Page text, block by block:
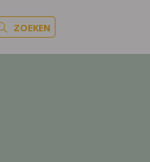
ZOEKEN